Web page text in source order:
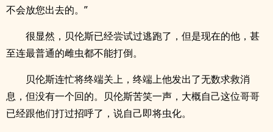
不会放您出去的。”
很显然，贝伦斯已经尝试过逃跑了，但是现在的他，甚
至连最普通的雌虫都不能打倒。
贝伦斯连忙将终端关上，终端上他发出了无数求救消
息，但没有一个回的。贝伦斯苦笑一声，大概自己这位哥哥
已经跟他们打过招呼了，说自己即将虫化。